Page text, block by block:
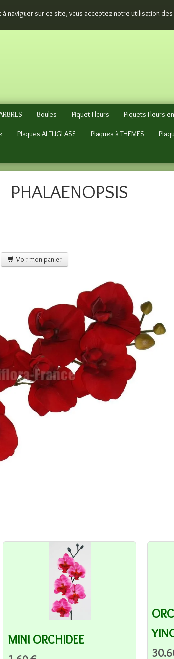
naviguer sur ce site, vous acceptez notre utilisation
Boules Piquet Fleurs Piquets Fleurs
Plaques ALTUGLASS Plaques à THEMES
PHALAENOPSIS
Voir mon panier
MINI ORCHIDEE